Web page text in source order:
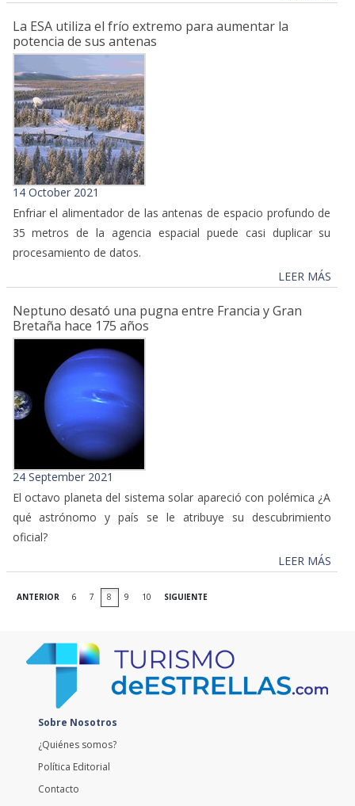
La ESA utiliza el frío extremo para aumentar la
potencia de sus antenas
14 October 2021
Enfriar el alimentador de las antenas de espacio profundo de
35 metros de la agencia espacial puede casi duplicar su
procesamiento de datos.
LEER MÁS
Neptuno desató una pugna entre Francia y Gran
Bretaña hace 175 años
24 September 2021
El octavo planeta del sistema solar apareció con polémica ¿A
qué astrónomo y país se le atribuye su descubrimiento
oficial?
LEER MÁS
ANTERIOR 6 7 8 9 10 SIGUIENTE
Sobre Nosotros
¿Quiénes somos?
Política Editorial
Contacto